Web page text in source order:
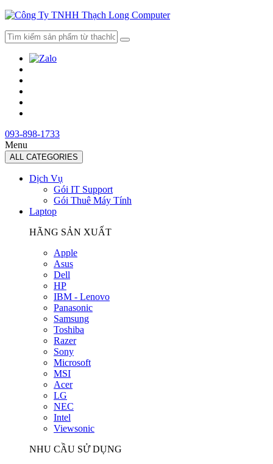
093-898-1733
Menu
ALL CATEGORIES
Dịch Vụ
Gói IT Support
Gói Thuê Máy Tính
Laptop
HÃNG SẢN XUẤT
Apple
Asus
Dell
HP
IBM - Lenovo
Panasonic
Samsung
Toshiba
Razer
Sony
Microsoft
MSI
Acer
LG
NEC
Intel
Viewsonic
NHU CẦU SỬ DỤNG